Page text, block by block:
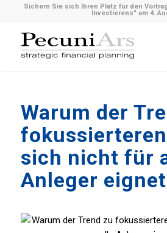
Sichern Sie sich Ihren Platz für den
Investierens" am 4.
Warum der
fokussierteren
sich nicht für
Anleger eignet